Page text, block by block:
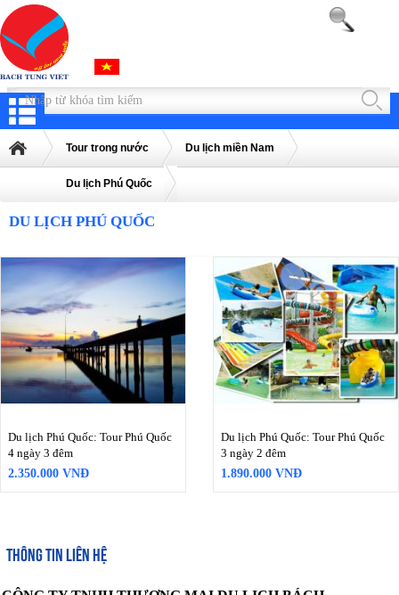
Tour trong nước Du lịch miền Nam
Du lịch Phú Quốc
DU LỊCH PHÚ QUỐC
Du lịch Phú Quốc: Tour Phú Quốc
4 ngày 3 đêm
2.350.000 VNĐ
Du lịch Phú Quốc: Tour Phú Quốc
3 ngày 2 đêm
1.890.000 VNĐ
THÔNG TIN LIÊN HỆ